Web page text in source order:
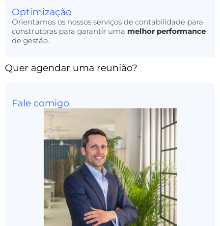
Optimização
Orientamos os nossos serviços de contabilidade para
construtoras para garantir uma melhor performance
de gestão.
Quer agendar uma reunião?
Fale comigo